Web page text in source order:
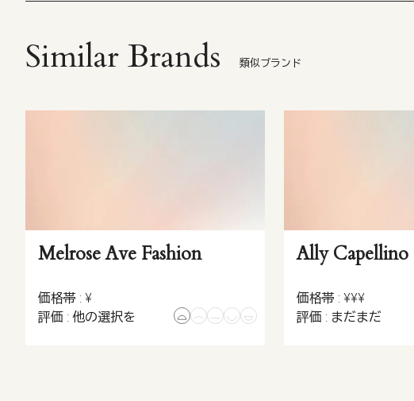
Similar Brands 類似ブランド
Melrose Ave Fashion
価格帯 : ¥
評価 : 他の選択を
Ally Capellino
価格帯 : ¥¥¥
評価 : まだまだ